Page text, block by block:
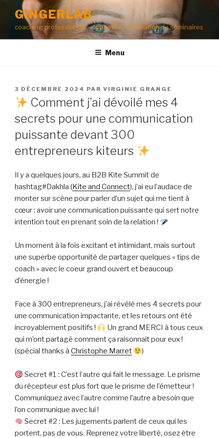
contenu
principal
GINGERLAB
coaching professionnel – formation – animation de séminaires
Menu
PUBLIÉ
LE
3 DÉCEMBRE 2024 PAR VIRGINIE GRANGE
Comment j’ai dévoilé mes 4
secrets pour une communication
puissante devant 300
entrepreneurs kiteurs
Il y a quelques jours, au B2B Kite Summit de
hashtag#Dakhla (Kite and Connect), j’ai eu l’audace de
monter sur scène pour parler d’un sujet qui me tient à
cœur : avoir une communication puissante qui sert notre
intention tout en prenant soin de la relation !
Un moment à la fois excitant et intimidant, mais surtout
une superbe opportunité de partager quelques « tips de
coach » avec le coeur grand ouvert et beaucoup
d’énergie !
Face à 300 entrepreneurs, j’ai révélé mes 4 secrets pour
une communication impactante, et les retours ont été
incroyablement positifs !
Un grand MERCI à tous ceux
qui m’ont partagé comment ça raisonnait pour eux !
(spécial thanks à Christophe Marret )
Secret #1 : C’est l’autre qui fait le message. Le prisme
du récepteur est plus fort que le prisme de l’émetteur !
Communiquez avec l’autre comme l’autre a besoin que
l’on communique avec lui !
Secret #2 : Les jugements parlent de ceux qui les
portent, pas de vous. Reprenez votre liberté, osez être